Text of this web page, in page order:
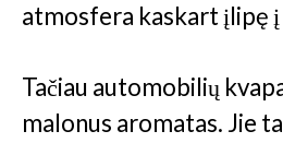
atmosfera kaskart įlipę
Tačiau automobilių
malonus aromatas. Jie